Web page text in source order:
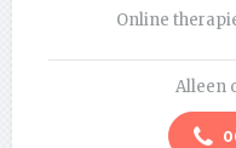
Online
Alleen